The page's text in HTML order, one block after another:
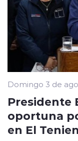
Domingo 3 de
Presidente
oportuna
en El